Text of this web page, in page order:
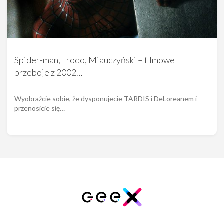
Spider-man, Frodo, Miauczyński – filmowe
przeboje z 2002…
Wyobraźcie sobie, że dysponujecie TARDIS i DeLoreanem i
przenosicie się…